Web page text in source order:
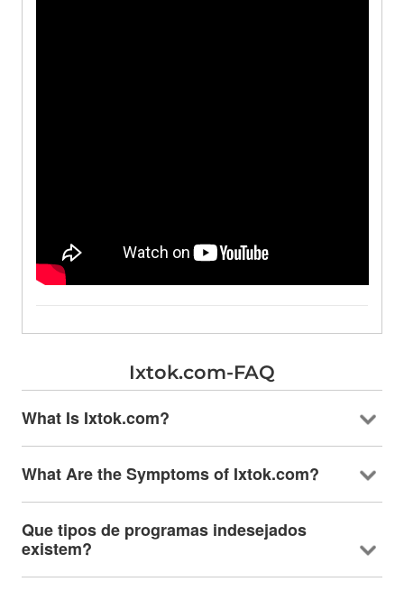
Ixtok.com-FAQ
What Is Ixtok.com?
What Are the Symptoms of Ixtok.com?
Que tipos de programas indesejados
existem?